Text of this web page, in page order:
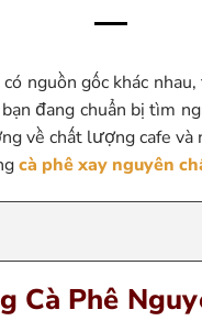
nguồn gốc khác
đang chuẩn bị tìm
về chất lượng cafe
cà phê xay nguyên
Cà Phê